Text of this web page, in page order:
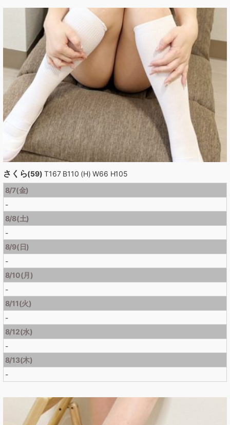
さくら(59) T167 B110 (H) W66 H105
8/7(金)
-
8/8(土)
-
8/9(日)
-
8/10(月)
-
8/11(火)
-
8/12(水)
-
8/13(木)
-